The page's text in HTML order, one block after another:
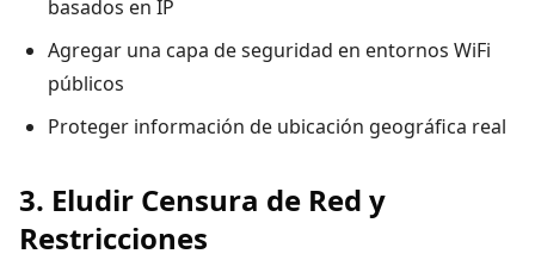
basados en IP
Agregar una capa de seguridad en entornos WiFi
públicos
Proteger información de ubicación geográfica real
3. Eludir Censura de Red y
Restricciones